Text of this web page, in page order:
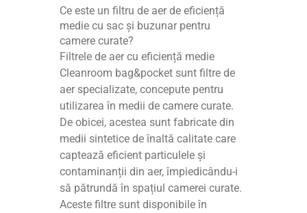
Ce este un filtru de aer de eficiență
medie cu sac și buzunar pentru
camere curate?
Filtrele de aer cu eficiență medie
Cleanroom bag&pocket sunt filtre de
aer specializate, concepute pentru
utilizarea în medii de camere curate.
De obicei, acestea sunt fabricate din
medii sintetice de înaltă calitate care
captează eficient particulele și
contaminanții din aer, împiedicându-i
să pătrundă în spațiul camerei curate.
Aceste filtre sunt disponibile în